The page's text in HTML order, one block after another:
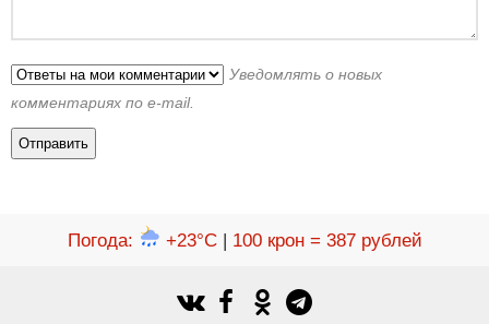
Уведомлять о новых
комментариях по e-mail.
Погода: +23°C| 100 крон = 387 рублей